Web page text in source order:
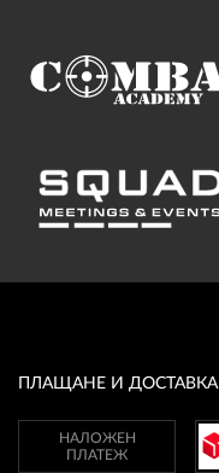
ПЛАЩАНЕ И ДОСТАВКА
НАЛОЖЕН
ПЛАТЕЖ